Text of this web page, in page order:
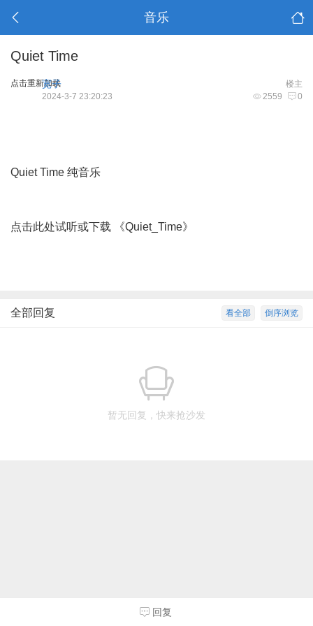
音乐
Quiet Time
点击重新加载 楼主
宽子
2559 0
2024-3-7 23:20:23
Quiet Time 纯音乐
点击此处试听或下载 《Quiet_Time》
倒序浏览
看全部
全部回复
暂无回复，快来抢沙发
回复